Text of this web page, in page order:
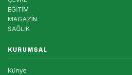
EĞİTİM
MAGAZİN
SAĞLIK
KURUMSAL
Künye